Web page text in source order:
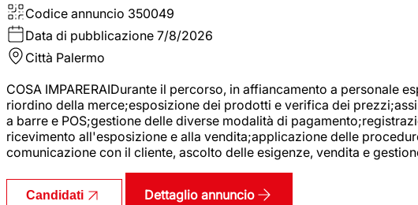
Codice annuncio 350049
Data di pubblicazione 7/8/2026
Città Palermo
COSA IMPARERAIDurante il percorso, in affiancamento a
riordino della merce;esposizione dei prodotti e verifica dei
a barre e POS;gestione delle diverse modalità di
ricevimento all'esposizione e alla vendita;applicazione delle
comunicazione con il cliente, ascolto delle esigenze, vendita e
Candidati Dettaglio annuncio